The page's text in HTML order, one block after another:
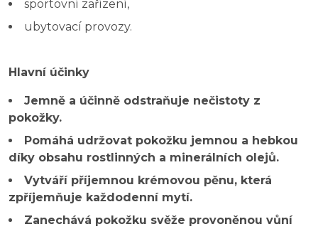
sportovní zařízení,
ubytovací provozy.
Hlavní účinky
Jemně a účinně odstraňuje nečistoty z
pokožky.
Pomáhá udržovat pokožku jemnou a hebkou
díky obsahu rostlinných a minerálních olejů.
Vytváří příjemnou krémovou pěnu, která
zpříjemňuje každodenní mytí.
Zanechává pokožku svěže provoněnou vůní